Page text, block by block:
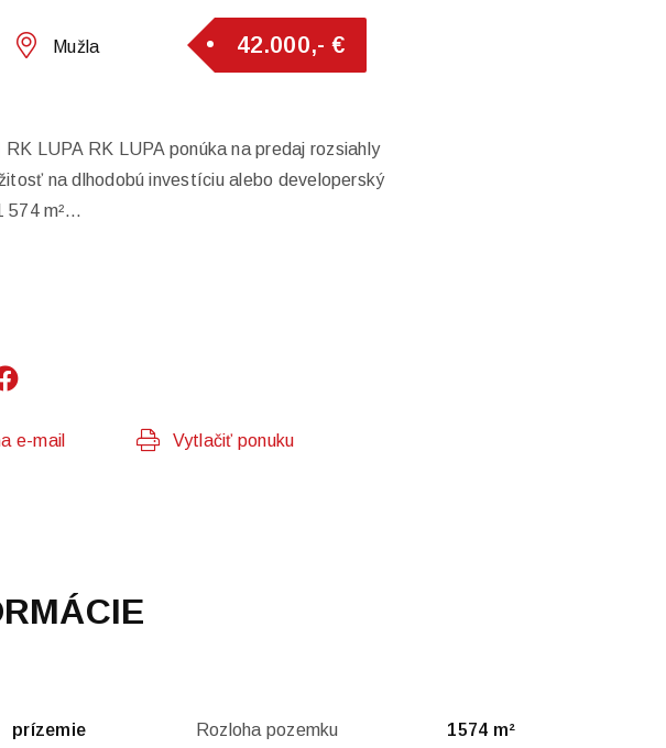
Mužla 42.000,- €
LUPA RK LUPA ponúka na predaj rozsiahly
na dlhodobú investíciu alebo developerský
574 m²...
e-mail Vytlačiť ponuku
prízemie Rozloha pozemku 1574 m²